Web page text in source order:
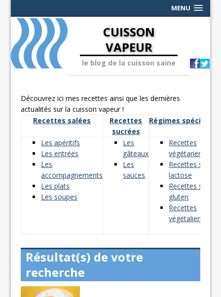
MENU
CUISSON
VAPEUR
le blog de la cuisson saine
Découvrez ici mes recettes ainsi que les dernières
actualités sur la cuisson vapeur !
Recettes salées
Recettes
sucrées
Régimes spéciaux
Les apéritifs
Les entrées
Les
accompagnements
Les plats
Les soupes
Les
gâteaux
Les
sauces
Recettes
végétariennes
Recettes sans
lactose
Recettes sans
gluten
Recettes
végétaliennes
Résultat(s) de votre
recherche